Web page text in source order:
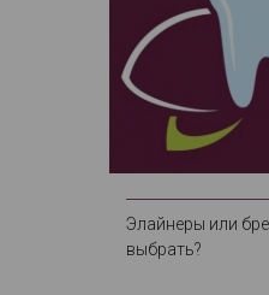
Элайнеры или
выбрать?